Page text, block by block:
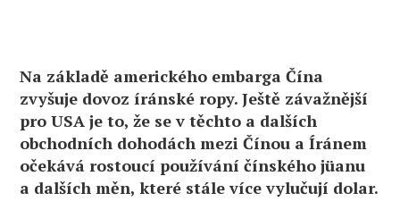
Na základě amerického embarga Čína
zvyšuje dovoz íránské ropy. Ještě závažnější
pro USA je to, že se v těchto a dalších
obchodních dohodách mezi Čínou a Íránem
očekává rostoucí používání čínského jüanu
a dalších měn, které stále více vylučují dolar.